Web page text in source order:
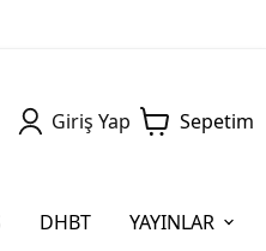
Giriş Yap Sepetim
DHBT YAYINLAR